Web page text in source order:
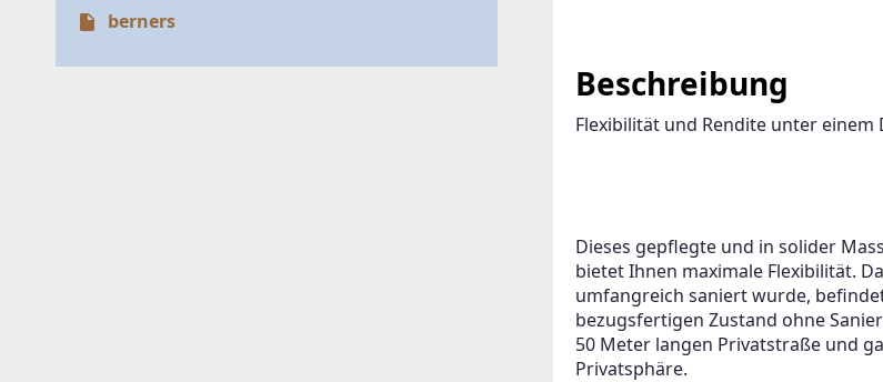
Beschreibung
Flexibilität und Rendite unter einem
Dieses gepflegte und in solider
bietet Ihnen maximale Flexibilität.
umfangreich saniert wurde,
bezugsfertigen Zustand ohne
50 Meter langen Privatstraße und
Privatsphäre.
berners
SUCHKRITERIEN
Bitte um Ihre E-Mail-Adresse und wir informieren
mehrere neue Angebote haben!
Ich stimme der Verarbeitung meiner Daten, wie
Datenschutzbestimmungenbeschrieben, zu.